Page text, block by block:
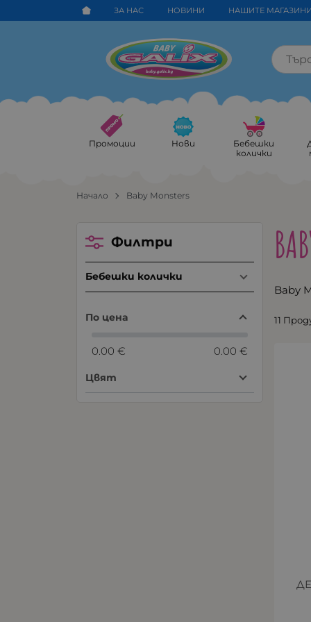
ЗА НАС НОВИНИ НАШИТЕ
Промоции Нови
Бебешки
колички
Начало Baby Monsters
Baby
11
Филтри
Бебешки колички
По цена
0.00 € 0.00 €
Цвят